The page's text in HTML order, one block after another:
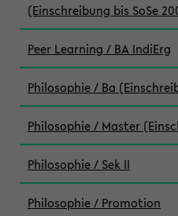
(Einschreibung bis SoSe
Peer Learning / BA IndiErg
Philosophie / Ba
Philosophie / Master
Philosophie / Sek II
Philosophie / Promotion